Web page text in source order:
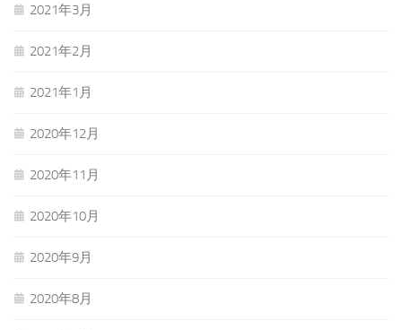
2021年3月
2021年2月
2021年1月
2020年12月
2020年11月
2020年10月
2020年9月
2020年8月